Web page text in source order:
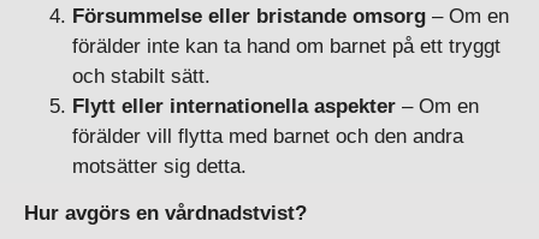
Försummelse eller bristande omsorg – Om en
förälder inte kan ta hand om barnet på ett tryggt
och stabilt sätt.
Flytt eller internationella aspekter – Om en
förälder vill flytta med barnet och den andra
motsätter sig detta.
Hur avgörs en vårdnadstvist?